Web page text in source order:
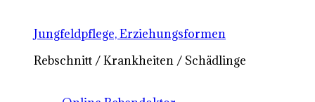
Jungfeldpflege, Erziehungsformen
Rebschnitt / Krankheiten / Schädlinge